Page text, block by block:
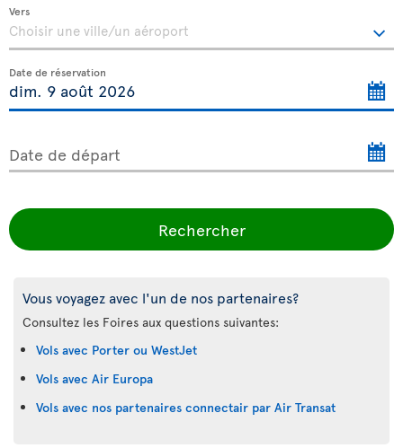
Vers
Date de réservation
Date de départ
Rechercher
Vous voyagez avec l'un de nos partenaires?
Consultez les Foires aux questions suivantes:
Vols avec Porter ou WestJet
Vols avec Air Europa
Vols avec nos partenaires connectair par Air Transat